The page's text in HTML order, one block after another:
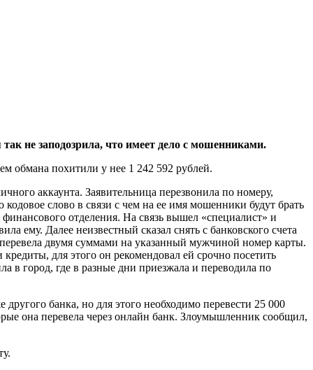
не заподозрила, что имеет дело с мошенниками.
обмана похитили у нее 1 242 592 рублей.
аккаунта. Заявительница перезвонила по номеру,
слово в связи с чем на ее имя мошенники будут брать
отделения. На связь вышел «специалист» и
ему. Далее неизвестный сказал снять с банковского счета
двумя суммами на указанный мужчиной номер карты.
для этого он рекомендовал ей срочно посетить
в город, где в разные дни приезжала и переводила по
банка, но для этого необходимо перевести 25 000
она перевела через онлайн банк. Злоумышленник сообщил,